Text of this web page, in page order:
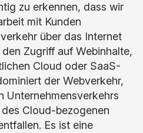
zu erkennen, dass wir
mit Kunden
über das Internet
Zugriff auf Webinhalte,
Cloud oder SaaS-
der Webverkehr,
Unternehmensverkehrs
Cloud-bezogenen
Es ist eine